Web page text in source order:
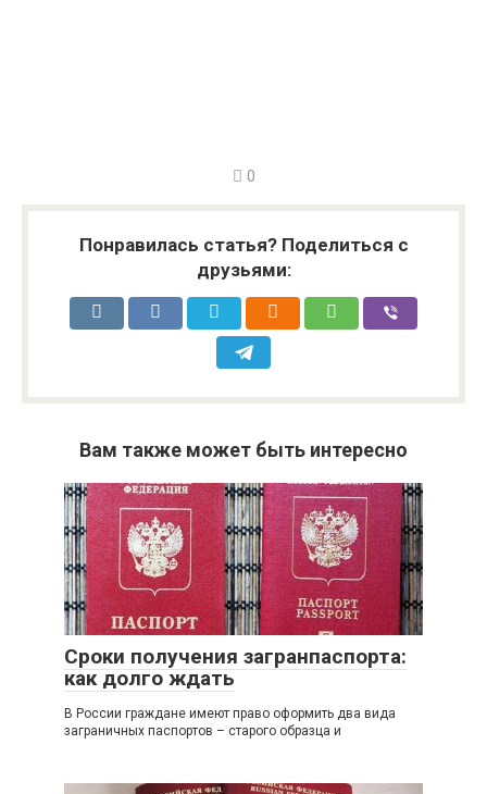
0
Понравилась статья? Поделиться с
друзьями:
Вам также может быть интересно
Сроки получения загранпаспорта:
как долго ждать
В России граждане имеют право оформить два вида
заграничных паспортов – старого образца и